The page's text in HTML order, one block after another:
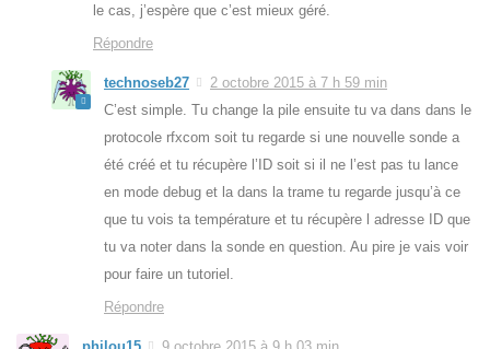
le cas, j’espère que c’est mieux géré.
Répondre
technoseb27
2 octobre 2015 à 7 h 59 min
C’est simple. Tu change la pile ensuite tu va dans dans le
protocole rfxcom soit tu regarde si une nouvelle sonde a
été créé et tu récupère l’ID soit si il ne l’est pas tu lance
en mode debug et la dans la trame tu regarde jusqu’à ce
que tu vois ta température et tu récupère l adresse ID que
tu va noter dans la sonde en question. Au pire je vais voir
pour faire un tutoriel.
Répondre